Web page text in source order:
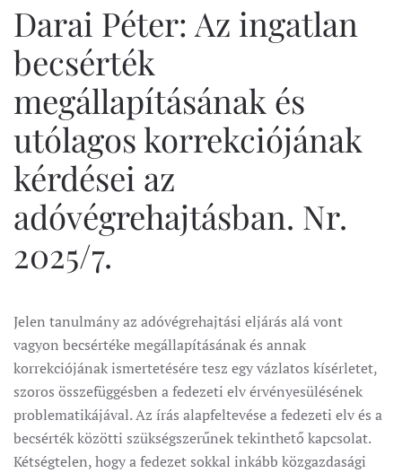
Darai Péter: Az ingatlan
becsérték
megállapításának és
utólagos korrekciójának
kérdései az
adóvégrehajtásban. Nr.
2025/7.
Jelen tanulmány az adóvégrehajtási eljárás alá vont
vagyon becsértéke megállapításának és annak
korrekciójának ismertetésére tesz egy vázlatos kísérletet,
szoros összefüggésben a fedezeti elv érvényesülésének
problematikájával. Az írás alapfeltevése a fedezeti elv és a
becsérték közötti szükségszerűnek tekinthető kapcsolat.
Kétségtelen, hogy a fedezet sokkal inkább közgazdasági